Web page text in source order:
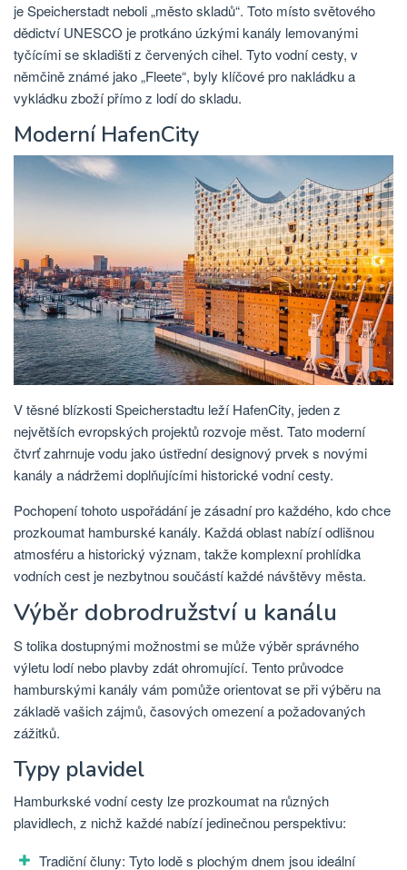
je Speicherstadt neboli „město skladů“. Toto místo světového
dědictví UNESCO je protkáno úzkými kanály lemovanými
tyčícími se skladišti z červených cihel. Tyto vodní cesty, v
němčině známé jako „Fleete“, byly klíčové pro nakládku a
vykládku zboží přímo z lodí do skladu.
Moderní HafenCity
V těsné blízkosti Speicherstadtu leží HafenCity, jeden z
největších evropských projektů rozvoje měst. Tato moderní
čtvrť zahrnuje vodu jako ústřední designový prvek s novými
kanály a nádržemi doplňujícími historické vodní cesty.
Pochopení tohoto uspořádání je zásadní pro každého, kdo chce
prozkoumat hamburské kanály. Každá oblast nabízí odlišnou
atmosféru a historický význam, takže komplexní prohlídka
vodních cest je nezbytnou součástí každé návštěvy města.
Výběr dobrodružství u kanálu
S tolika dostupnými možnostmi se může výběr správného
výletu lodí nebo plavby zdát ohromující. Tento průvodce
hamburskými kanály vám pomůže orientovat se při výběru na
základě vašich zájmů, časových omezení a požadovaných
zážitků.
Typy plavidel
Hamburkské vodní cesty lze prozkoumat na různých
plavidlech, z nichž každé nabízí jedinečnou perspektivu:
Tradiční čluny: Tyto lodě s plochým dnem jsou ideální